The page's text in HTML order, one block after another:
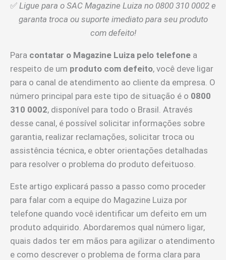
✅ Ligue para o SAC Magazine Luiza no 0800 310 0002 e
garanta troca ou suporte imediato para seu produto
com defeito!
Para contatar o Magazine Luiza pelo telefone a
respeito de um produto com defeito, você deve ligar
para o canal de atendimento ao cliente da empresa. O
número principal para este tipo de situação é o 0800
310 0002, disponível para todo o Brasil. Através
desse canal, é possível solicitar informações sobre
garantia, realizar reclamações, solicitar troca ou
assistência técnica, e obter orientações detalhadas
para resolver o problema do produto defeituoso.
Este artigo explicará passo a passo como proceder
para falar com a equipe do Magazine Luiza por
telefone quando você identificar um defeito em um
produto adquirido. Abordaremos qual número ligar,
quais dados ter em mãos para agilizar o atendimento
e como descrever o problema de forma clara para